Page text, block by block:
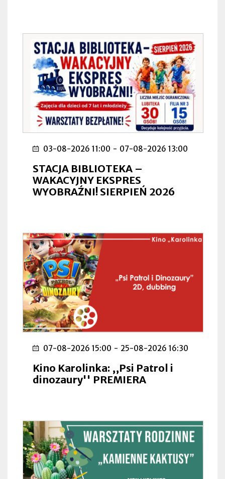
03-08-2026 11:00 - 07-08-2026 13:00
STACJA BIBLIOTEKA –
WAKACYJNY EKSPRES
WYOBRAŹNI! SIERPIEŃ 2026
07-08-2026 15:00 - 25-08-2026 16:30
Kino Karolinka: ,,Psi Patrol i
dinozaury'' PREMIERA